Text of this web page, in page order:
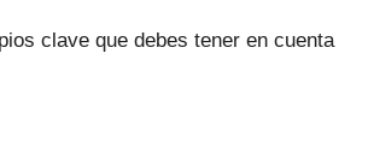
clave que debes tener en cuenta